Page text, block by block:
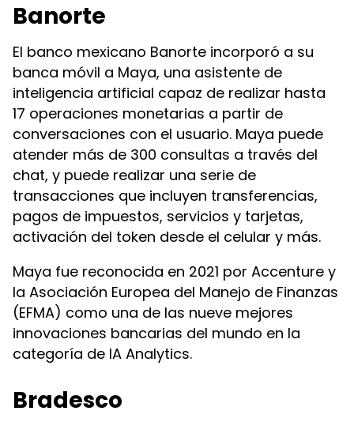
Banorte
El banco mexicano Banorte incorporó a su
banca móvil a Maya, una asistente de
inteligencia artificial capaz de realizar hasta
17 operaciones monetarias a partir de
conversaciones con el usuario. Maya puede
atender más de 300 consultas a través del
chat, y puede realizar una serie de
transacciones que incluyen transferencias,
pagos de impuestos, servicios y tarjetas,
activación del token desde el celular y más.
Maya fue reconocida en 2021 por Accenture y
la Asociación Europea del Manejo de Finanzas
(EFMA) como una de las nueve mejores
innovaciones bancarias del mundo en la
categoría de IA Analytics.
Bradesco